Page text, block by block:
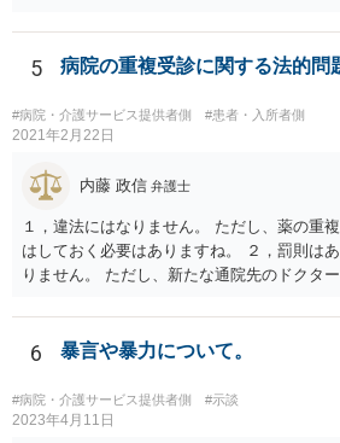
いますね。 院外とではかなり金額が低くな
違法とは断じきれないですね。 あなたが罪
りません。 やめるなら、２週間ルールにの
でしょう。
5 病院の重複受診に関する法的問
#病院・介護サービス提供者側 #患者・入所者側
2021年2月22日
内藤 政信 弁護士
１，違法にはなりません。 ただし、薬の重
はしておく必要はありますね。 ２，罰則は
りません。 ただし、新たな通院先のドクタ
6 暴言や暴力について。
#病院・介護サービス提供者側 #示談
2023年4月11日